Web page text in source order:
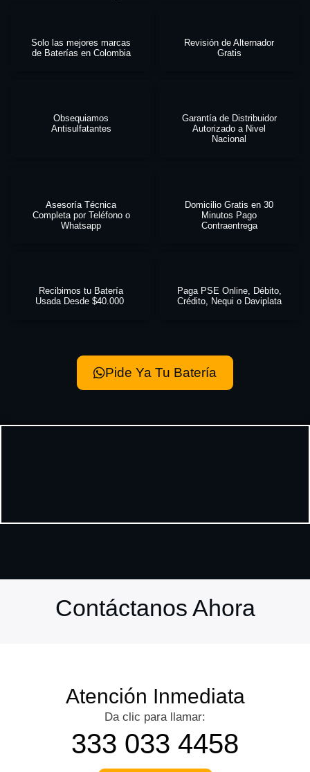
Solo las mejores marcas
de Baterías en Colombia
Revisión de Alternador
Gratis
Obsequiamos
Antisulfatantes
Garantía de Distribuidor
Autorizado a Nivel
Nacional
Asesoría Técnica
Completa por Teléfono o
Whatsapp
Domicilio Gratis en 30
Minutos Pago
Contraentrega
Recibimos tu Batería
Usada Desde $40.000
Paga PSE Online, Débito,
Crédito, Nequi o Daviplata
Pide Ya Tu Batería
Contáctanos Ahora
Atención Inmediata
Da clic para llamar:
333 033 4458